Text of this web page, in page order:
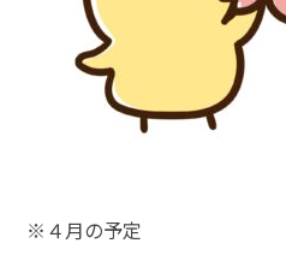
※４月の予定